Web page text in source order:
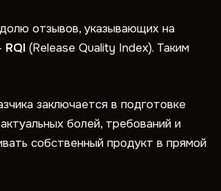
отзывов, указывающих на
RQI (Release Quality Index). Таким
заключается в подготовке
болей, требований и
собственный продукт в прямой